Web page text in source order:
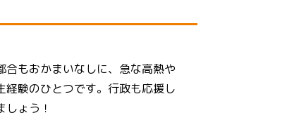
もおかまいなしに、急な高熱や
験のひとつです。行政も応援し
ょう！